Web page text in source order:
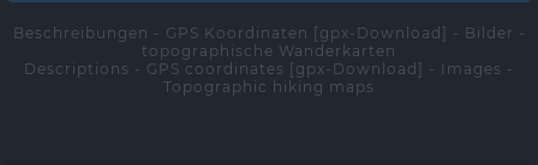
Beschreibungen - GPS Koordinaten [gpx-Download] - Bilder -
topographische Wanderkarten
Descriptions - GPS coordinates [gpx-Download] - Images -
Topographic hiking maps